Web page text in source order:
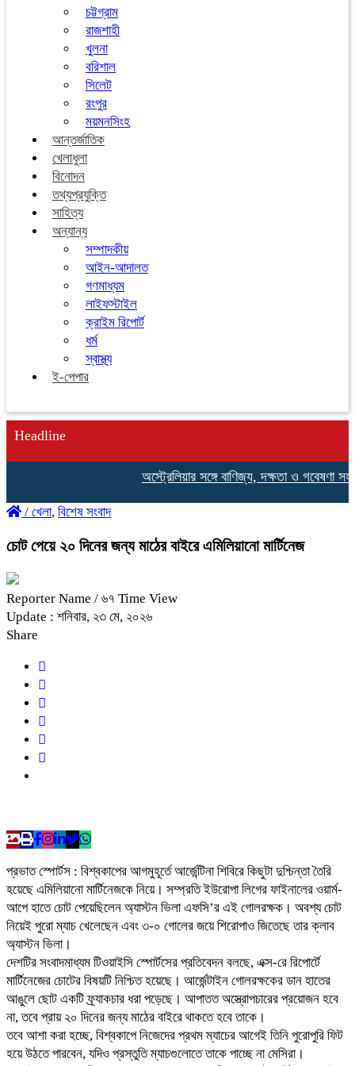
চট্টগ্রাম
রাজশাহী
খুলনা
বরিশাল
সিলেট
রংপুর
ময়মনসিংহ
আন্তর্জাতিক
খেলাধুলা
বিনোদন
তথ্যপ্রযুক্তি
সাহিত্য
অন্যান্য
সম্পাদকীয়
আইন-আদালত
গণমাধ্যম
লাইফস্টাইল
ক্রাইম রিপোর্ট
ধর্ম
স্বাস্থ্য
ই-পেপার
Headline
অস্ট্রেলিয়ার সঙ্গে বাণিজ্য, দক্ষতা ও গবেষণা
/ খেলা, বিশেষ সংবাদ
চোট পেয়ে ২০ দিনের জন্য মাঠের বাইরে এমিলিয়ানো মার্টিনেজ
Reporter Name / ৬৭ Time View
Update : শনিবার, ২৩ মে, ২০২৬
Share
প্রভাত স্পোর্টস : বিশ্বকাপের আগমুহূর্তে আর্জেন্টিনা শিবিরে কিছুটা দুশ্চিন্তা তৈরি
হয়েছে এমিলিয়ানো মার্টিনেজকে নিয়ে। সম্প্রতি ইউরোপা লিগের ফাইনালের ওয়ার্ম-
আপে হাতে চোট পেয়েছিলেন অ্যাস্টন ভিলা এফসি’র এই গোলরক্ষক। অবশ্য চোট
নিয়েই পুরো ম্যাচ খেলেছেন এবং ৩-০ গোলের জয়ে শিরোপাও জিতেছে তার ক্লাব
অ্যাস্টন ভিলা।
দেশটির সংবাদমাধ্যম টিওয়াইসি স্পোর্টসের প্রতিবেদন বলছে, এক্স-রে রিপোর্টে
মার্টিনেজের চোটের বিষয়টি নিশ্চিত হয়েছে। আর্জেন্টাইন গোলরক্ষকের ডান হাতের
আঙুলে ছোট একটি ফ্র্যাকচার ধরা পড়েছে। আপাতত অস্ত্রোপচারের প্রয়োজন হবে
না, তবে প্রায় ২০ দিনের জন্য মাঠের বাইরে থাকতে হবে তাকে।
তবে আশা করা হচ্ছে, বিশ্বকাপে নিজেদের প্রথম ম্যাচের আগেই তিনি পুরোপুরি ফিট
হয়ে উঠতে পারবেন, যদিও প্রস্তুতি ম্যাচগুলোতে তাকে পাচ্ছে না মেসিরা।